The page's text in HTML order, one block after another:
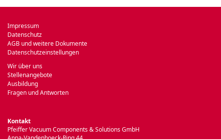
Impressum
Datenschutz
AGB und weitere Dokumente
Datenschutzeinstellungen
Wir über uns
Stellenangebote
Ausbildung
Fragen und Antworten
Kontakt
Pfeiffer Vacuum Components & Solutions GmbH